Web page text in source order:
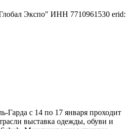
Экспо" ИНН 7710961530 erid:
Гарда с 14 по 17 января проходит
выставка одежды, обуви и